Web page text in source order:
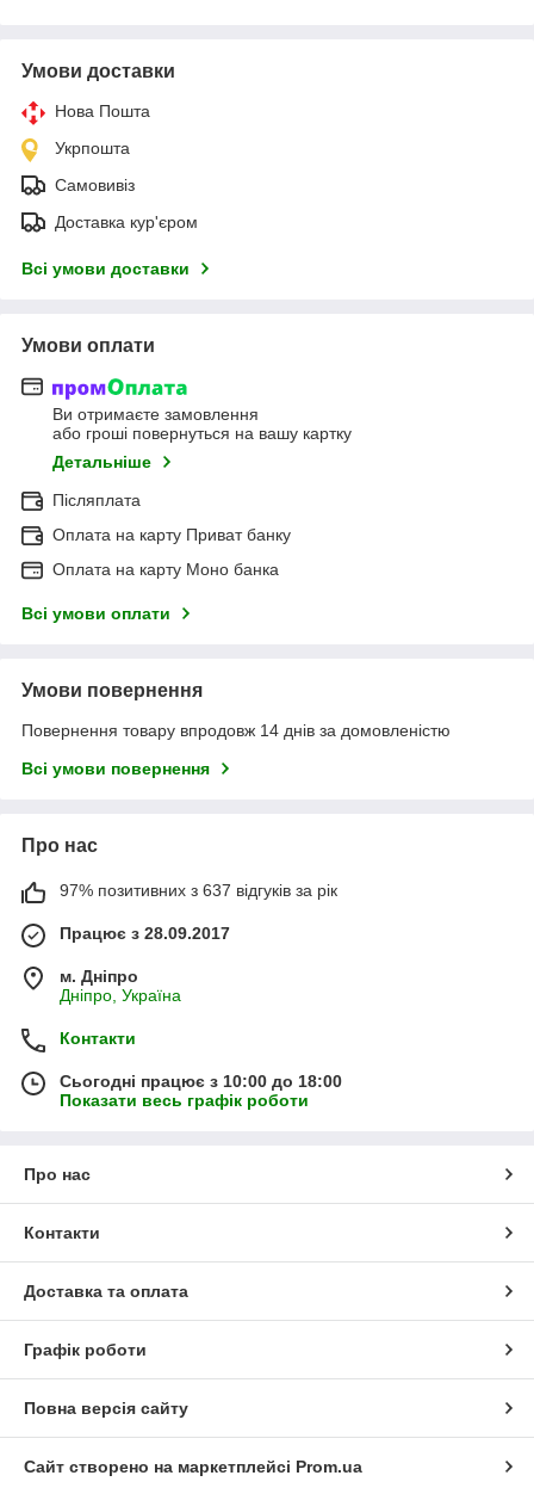
Умови доставки
Нова Пошта
Укрпошта
Самовивіз
Доставка кур'єром
Всі умови доставки
Умови оплати
Ви отримаєте замовлення
або гроші повернуться на вашу картку
Детальніше
Післяплата
Оплата на карту Приват банку
Оплата на карту Моно банка
Всі умови оплати
Умови повернення
Повернення товару впродовж 14 днів за домовленістю
Всі умови повернення
Про нас
97% позитивних з 637 відгуків за рік
Працює з 28.09.2017
м. Дніпро
Дніпро, Україна
Контакти
Сьогодні працює з 10:00 до 18:00
Показати весь графік роботи
Про нас
Контакти
Доставка та оплата
Графік роботи
Повна версія сайту
Сайт створено на маркетплейсі Prom.ua